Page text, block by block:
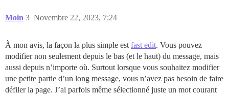
Moin Novembre 22, 2023, 7:24
3
À mon avis, la façon la plus simple est fast edit. Vous pouvez
modifier non seulement depuis le bas (et le haut) du message, mais
aussi depuis n’importe où. Surtout lorsque vous souhaitez modifier
une petite partie d’un long message, vous n’avez pas besoin de faire
défiler la page. J’ai parfois même sélectionné juste un mot courant